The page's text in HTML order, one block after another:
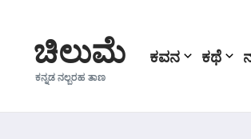
ಚಿಲುಮೆ
ಕನ್ನಡ ನಲ್ಬರಹ ತಾಣ
ಕವನ ಕಥೆ